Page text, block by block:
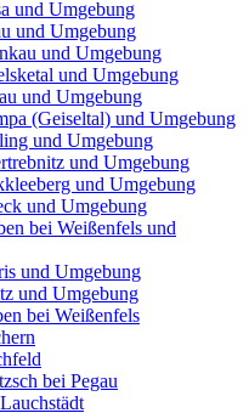
und Umgebung
und Umgebung
und Umgebung
und Umgebung
und Umgebung
(Geiseltal) und Umgebung
und Umgebung
und Umgebung
und Umgebung
und Umgebung
bei Weißenfels und
und Umgebung
und Umgebung
bei Weißenfels
bei Pegau